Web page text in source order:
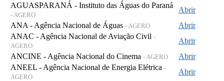
AGUASPARANÁ - Instituto das Águas do Paraná
- AGERO
Abrir
ANA - Agência Nacional de Águas - AGERO
Abrir
ANAC - Agência Nacional de Aviação Civil -
AGERO
Abrir
ANCINE - Agência Nacional do Cinema - AGERO
Abrir
ANEEL - Agência Nacional de Energia Elétrica -
AGERO
Abrir